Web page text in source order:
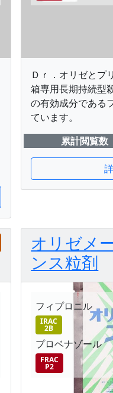
Ｄｒ．オリゼとプ
箱専用長期持続型
の有効成分である
ています。
累計閲覧数
オリゼメ
ンス粒剤
フィプロニル
IRAC
2B
プロベナゾール
FRAC
P2